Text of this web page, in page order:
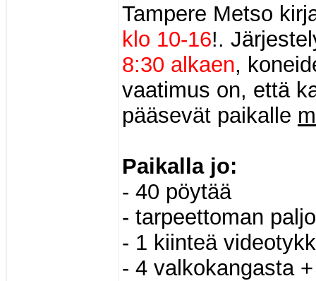
Tampere Metso
klo 10-16!.
8:30 alkaen,
vaatimus on, että
pääsevät paikalle
Paikalla jo:
- 40 pöytää
- tarpeettoman
- 1 kiinteä
- 4 valkokangasta